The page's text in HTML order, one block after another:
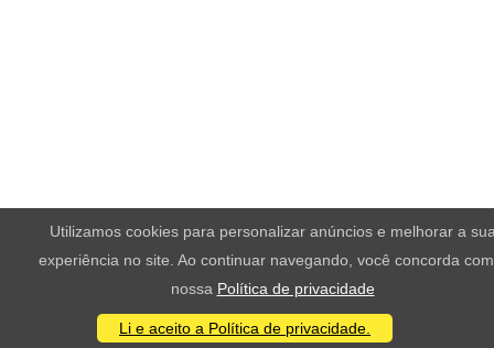
Utilizamos cookies para personalizar anúncios e melhorar a
experiência no site. Ao continuar navegando, você concorda
nossa Política de privacidade
Li e aceito a Política de privacidade.